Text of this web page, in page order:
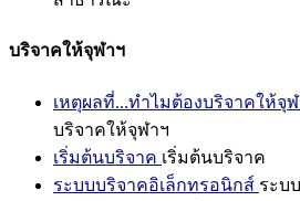
บริจาคให้จุฬาฯ
เหตุผลที่...ทำไมต้องบริจาคให้จุ
บริจาคให้จุฬาฯ
เริ่มต้นบริจาค เริ่มต้นบริจาค
ระบบบริจาคอิเล็กทรอนิกส์ ระบ